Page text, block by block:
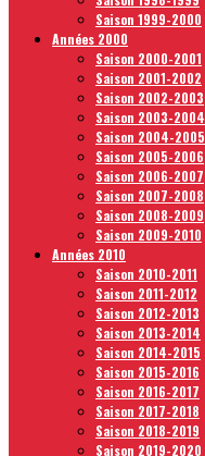
Saison 1999-2000
Années 2000
Saison 2000-2001
Saison 2001-2002
Saison 2002-2003
Saison 2003-2004
Saison 2004-2005
Saison 2005-2006
Saison 2006-2007
Saison 2007-2008
Saison 2008-2009
Saison 2009-2010
Années 2010
Saison 2010-2011
Saison 2011-2012
Saison 2012-2013
Saison 2013-2014
Saison 2014-2015
Saison 2015-2016
Saison 2016-2017
Saison 2017-2018
Saison 2018-2019
Saison 2019-2020